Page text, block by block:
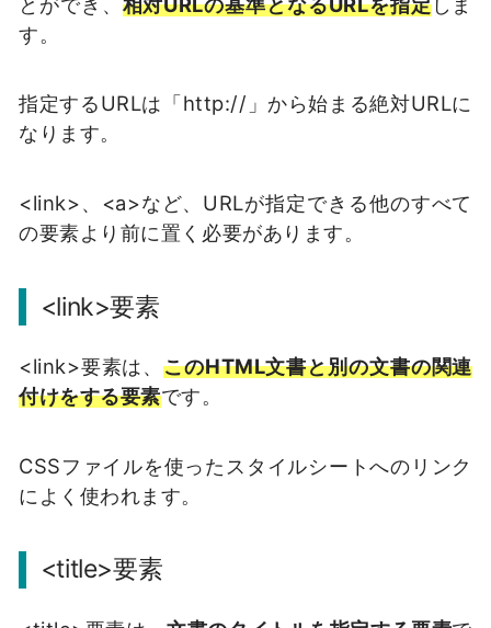
す。
指定するURLは「http://」から始まる絶対URLに
なります。
<link>、<a>など、URLが指定できる他のすべて
の要素より前に置く必要があります。
<link>要素
<link>要素は、このHTML文書と別の文書の関連
付けをする要素です。
CSSファイルを使ったスタイルシートへのリンク
によく使われます。
<title>要素